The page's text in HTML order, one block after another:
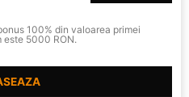
100% din valoarea primei
este 5000 RON.